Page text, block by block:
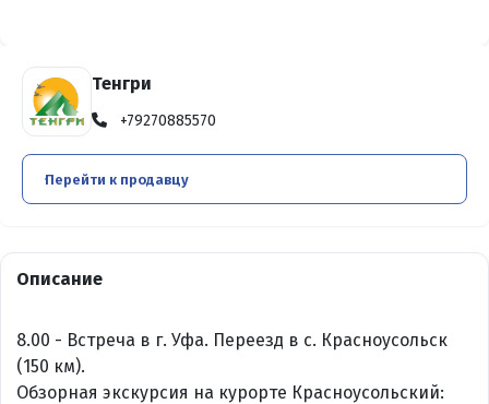
Тенгри
+79270885570
Перейти к продавцу
Описание
8.00 - Встреча в г. Уфа. Переезд в с. Красноусольск
(150 км).
Обзорная экскурсия на курорте Красноусольский: